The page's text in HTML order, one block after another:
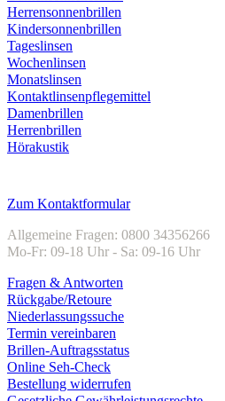
Herrensonnenbrillen
Kindersonnenbrillen
Tageslinsen
Wochenlinsen
Monatslinsen
Kontaktlinsenpflegemittel
Damenbrillen
Herrenbrillen
Hörakustik
Zum Kontaktformular
Allgemeine Fragen: 0800 34356266
Mo-Fr: 09-18 Uhr - Sa: 09-16 Uhr
Fragen & Antworten
Rückgabe/Retoure
Niederlassungssuche
Termin vereinbaren
Brillen-Auftragsstatus
Online Seh-Check
Bestellung widerrufen